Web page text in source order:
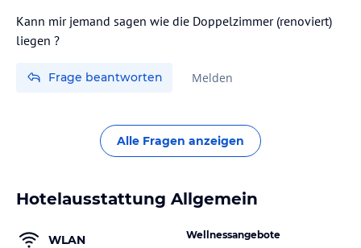
Kann mir jemand sagen wie die Doppelzimmer (renoviert)
liegen ?
Frage beantworten Melden
Alle Fragen anzeigen
Hotelausstattung Allgemein
WLAN
Wellnessangebote